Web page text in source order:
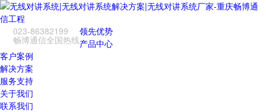
023-86382199
畅博通信全国热线
领先优势
产品中心
客户案例
解决方案
服务支持
关于我们
联系我们